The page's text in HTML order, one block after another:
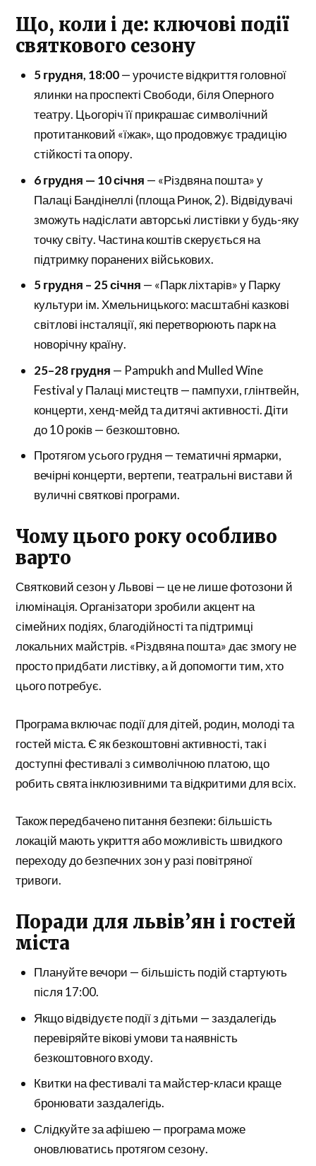
Що, коли і де: ключові події
святкового сезону
5 грудня, 18:00— урочисте відкриття головної
ялинки на проспекті Свободи, біля Оперного
театру. Цьогоріч її прикрашає символічний
протитанковий «їжак», що продовжує традицію
стійкості та опору.
6 грудня — 10 січня — «Різдвяна пошта» у
Палаці Бандінеллі (площа Ринок, 2). Відвідувачі
зможуть надіслати авторські листівки у будь-яку
точку світу. Частина коштів скерується на
підтримку поранених військових.
5 грудня – 25 січня — «Парк ліхтарів» у Парку
культури ім. Хмельницького: масштабні казкові
світлові інсталяції, які перетворюють парк на
новорічну країну.
25–28 грудня — Pampukh and Mulled Wine
Festival у Палаці мистецтв — пампухи, глінтвейн,
концерти, хенд-мейд та дитячі активності. Діти
до 10 років — безкоштовно.
Протягом усього грудня — тематичні ярмарки,
вечірні концерти, вертепи, театральні вистави й
вуличні святкові програми.
Чому цього року особливо
варто
Святковий сезон у Львові — це не лише фотозони й
ілюмінація. Організатори зробили акцент на
сімейних подіях, благодійності та підтримці
локальних майстрів. «Різдвяна пошта» дає змогу не
просто придбати листівку, а й допомогти тим, хто
цього потребує.
Програма включає події для дітей, родин, молоді та
гостей міста. Є як безкоштовні активності, так і
доступні фестивалі з символічною платою, що
робить свята інклюзивними та відкритими для всіх.
Також передбачено питання безпеки: більшість
локацій мають укриття або можливість швидкого
переходу до безпечних зон у разі повітряної
тривоги.
Поради для львів’ян і гостей
міста
Плануйте вечори — більшість подій стартують
після 17:00.
Якщо відвідуєте події з дітьми — заздалегідь
перевіряйте вікові умови та наявність
безкоштовного входу.
Квитки на фестивалі та майстер-класи краще
бронювати заздалегідь.
Слідкуйте за афішею — програма може
оновлюватись протягом сезону.